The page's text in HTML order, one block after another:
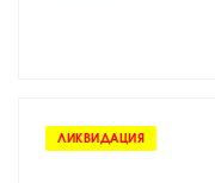
ЛИКВИДАЦИЯ